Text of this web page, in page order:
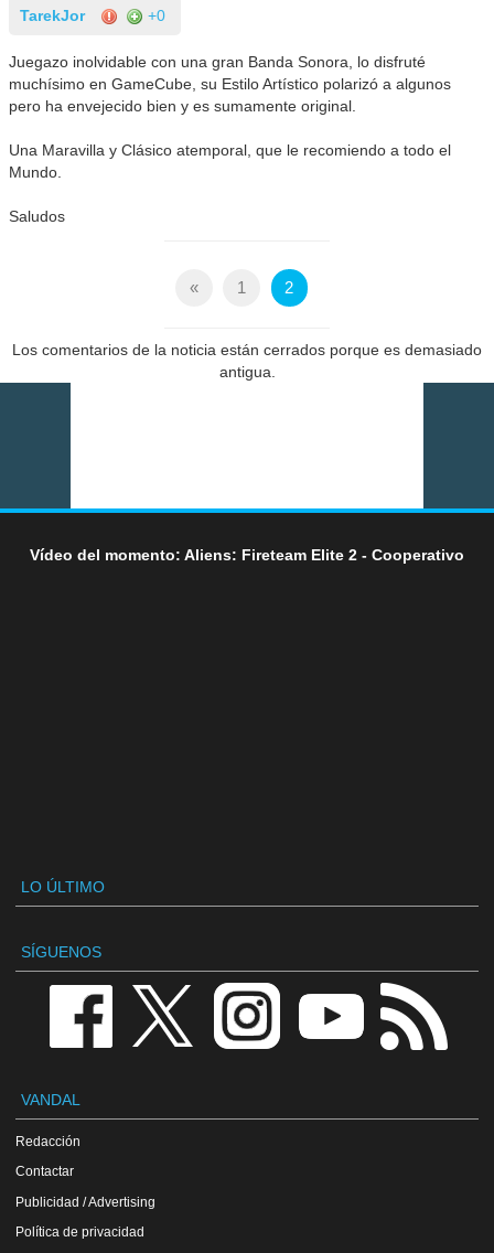
TarekJor +0
Juegazo inolvidable con una gran Banda Sonora, lo disfruté
muchísimo en GameCube, su Estilo Artístico polarizó a algunos
pero ha envejecido bien y es sumamente original.
Una Maravilla y Clásico atemporal, que le recomiendo a todo el
Mundo.
Saludos
« 1 2
Los comentarios de la noticia están cerrados porque es demasiado
antigua.
Vídeo del momento: Aliens: Fireteam Elite 2 - Cooperativo
LO ÚLTIMO
SÍGUENOS
VANDAL
Redacción
Contactar
Publicidad / Advertising
Política de privacidad